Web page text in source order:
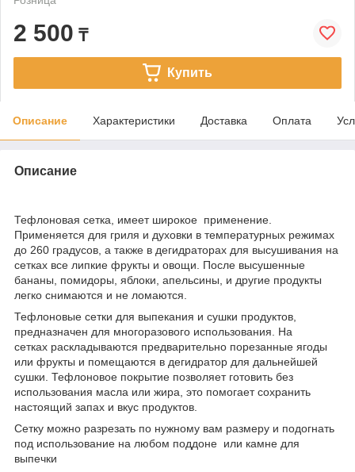
2 500 ₸
Купить
Описание Характеристики Доставка Оплата
Описание
Тефлоновая сетка, имеет широкое применение.
Применяется для гриля и духовки в температурных режимах
до 260 градусов, а также в дегидраторах для высушивания на
сетках все липкие фрукты и овощи. После высушенные
бананы, помидоры, яблоки, апельсины, и другие продукты
легко снимаются и не ломаются.
Тефлоновые сетки для выпекания и сушки продуктов,
предназначен для многоразового использования. На
сетках раскладываются предварительно порезанные ягоды
или фрукты и помещаются в дегидратор для дальнейшей
сушки. Тефлоновое покрытие позволяет готовить без
использования масла или жира, это помогает сохранить
настоящий запах и вкус продуктов.
Сетку можно разрезать по нужному вам размеру и подогнать
под использование на любом поддоне или камне для
выпечки